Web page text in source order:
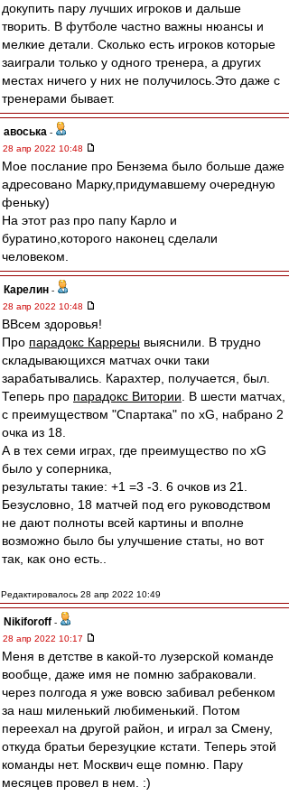
докупить пару лучших игроков и дальше
творить. В футболе частно важны нюансы и
мелкие детали. Сколько есть игроков которые
заиграли только у одного тренера, а других
местах ничего у них не получилось.Это даже с
тренерами бывает.
авоська -
28 апр 2022 10:48
Мое послание про Бензема было больше даже
адресовано Марку,придумавшему очередную
феньку)
На этот раз про папу Карло и
буратино,которого наконец сделали
человеком.
Карелин -
28 апр 2022 10:48
ВВсем здоровья!
Про парадокс Карреры выяснили. В трудно
складывающихся матчах очки таки
зарабатывались. Карахтер, получается, был.
Теперь про парадокс Витории . В шести матчах,
с преимуществом "Спартака" по xG, набрано 2
очка из 18.
А в тех семи играх, где преимущество по xG
было у соперника,
результаты такие: +1 =3 -3. 6 очков из 21.
Безусловно, 18 матчей под его руководством
не дают полноты всей картины и вполне
возможно было бы улучшение статы, но вот
так, как оно есть..
Редактировалось 28 апр 2022 10:49
Nikiforoff -
28 апр 2022 10:17
Меня в детстве в какой-то лузерской команде
вообще, даже имя не помню забраковали.
через полгода я уже вовсю забивал ребенком
за наш миленький любименький. Потом
переехал на другой район, и играл за Смену,
откуда братьи березуцкие кстати. Теперь этой
команды нет. Москвич еще помню. Пару
месяцев провел в нем. :)